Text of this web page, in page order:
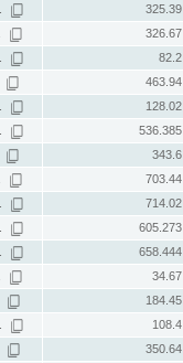
325.39
326.67
82.2
463.94
128.02
536.385
343.6
703.44
714.02
605.273
658.444
34.67
184.45
108.4
350.64